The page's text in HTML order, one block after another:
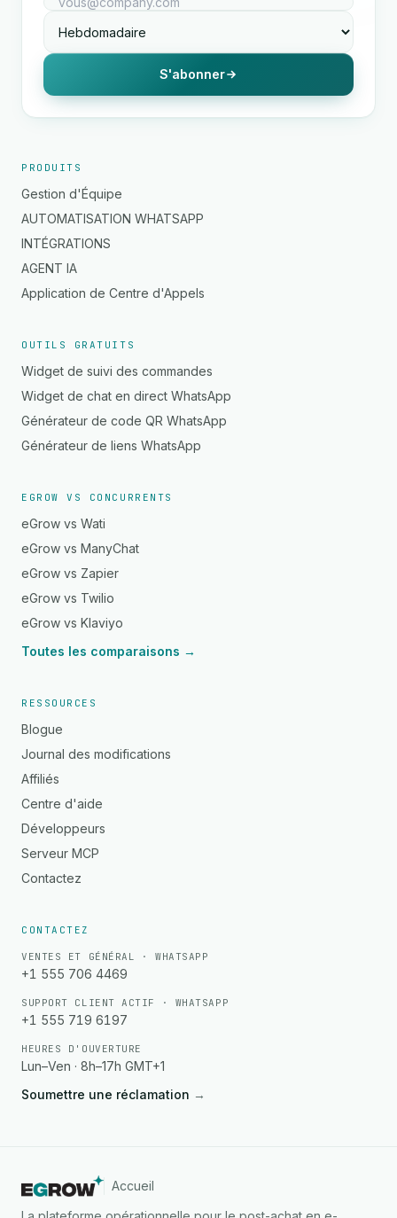
S'abonner
PRODUITS
Gestion d'Équipe
AUTOMATISATION WHATSAPP
INTÉGRATIONS
AGENT IA
Application de Centre d'Appels
OUTILS GRATUITS
Widget de suivi des commandes
Widget de chat en direct WhatsApp
Générateur de code QR WhatsApp
Générateur de liens WhatsApp
EGROW VS CONCURRENTS
eGrow vs Wati
eGrow vs ManyChat
eGrow vs Zapier
eGrow vs Twilio
eGrow vs Klaviyo
Toutes les comparaisons →
RESSOURCES
Blogue
Journal des modifications
Affiliés
Centre d'aide
Développeurs
Serveur MCP
Contactez
CONTACTEZ
VENTES ET GÉNÉRAL · WHATSAPP
+1 555 706 4469
SUPPORT CLIENT ACTIF · WHATSAPP
+1 555 719 6197
HEURES D'OUVERTURE
Lun–Ven · 8h–17h GMT+1
Soumettre une réclamation →
Accueil